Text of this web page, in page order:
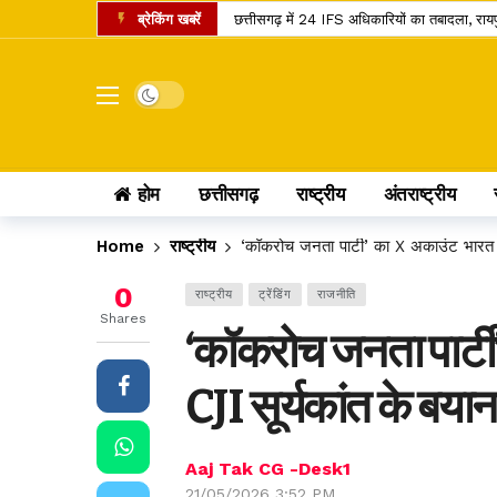
ब्रेकिंग खबरें छत्तीसगढ़ में 24 IFS अधिकारियों का तबादला,
इंदिरा गांधी कृषि विश्वविद्यालय का बड़ा फैसला,
सांवले रंग और नौकरी पर तानों से परेशान पति,
छत्तीसगढ़ के यात्रियों के लिए खुशखबरी, 240
छत्तीसगढ़ में राशन के चावल की गुणवत्ता सुधरेगी,
कोडार लिंक कैनाल प्रोजेक्ट पर कोर्ट का फैसला,
Dark mode
होम छत्तीसगढ़ राष्ट्रीय अंतराष्ट्रीय
Home राष्ट्रीय ‘कॉकरोच जनता पार्टी’ का X अकाउंट
राष्ट्रीय ट्रेंडिंग राजनीति
‘कॉकरोच जनता
CJI सूर्यकांत के बयान
Aaj Tak CG -Desk1
0
Shares